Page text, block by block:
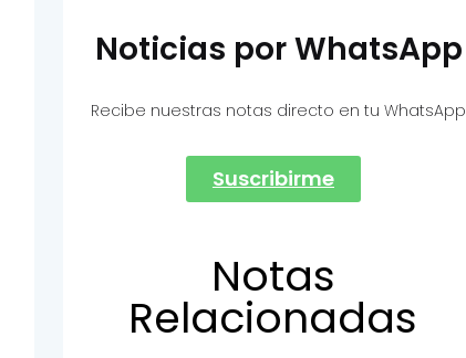
Noticias por WhatsApp
Recibe nuestras notas directo en tu WhatsApp
Suscribirme
Notas
Relacionadas